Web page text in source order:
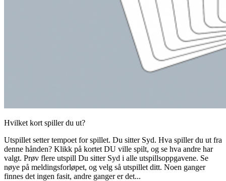
Hvilket kort spiller du ut?
Utspillet setter tempoet for spillet. Du sitter Syd. Hva spiller du ut fra
denne hånden? Klikk på kortet DU ville spilt, og se hva andre har
valgt. Prøv flere utspill Du sitter Syd i alle utspillsoppgavene. Se
nøye på meldingsforløpet, og velg så utspillet ditt. Noen ganger
finnes det ingen fasit, andre ganger er det...